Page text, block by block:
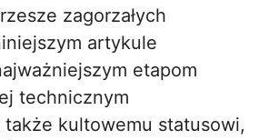
zagorzałych
artykule
etapom
technicznym
także kultowemu statusowi,